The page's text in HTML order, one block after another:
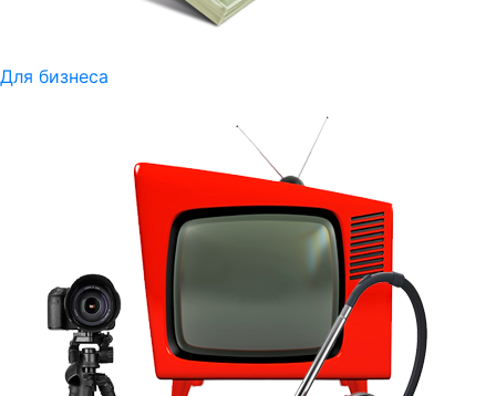
Для бизнеса